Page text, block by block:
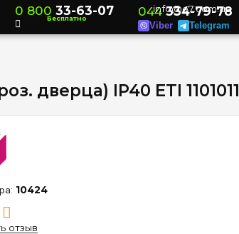
дверца) IP40 ETI 1101011
10424
отзыв
0 800 33-63-07
Бесплатно
info@e7.com.ua
044334-79-78
Viber Telegram